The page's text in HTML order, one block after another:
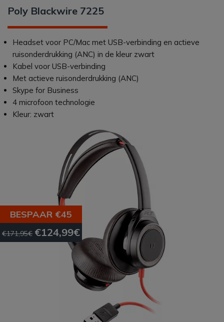
Poly Blackwire 7225
Headset voor PC/Mac met USB-verbinding en actieve
ruisonderdrukking (ANC) in de kleur zwart
Kabel voor USB-verbinding
Met actieve ruisonderdrukking (ANC)
Skype for Business
4 microfoon technologie
Kleur: zwart
BESPAAR €45
€171,95€ €124,99€